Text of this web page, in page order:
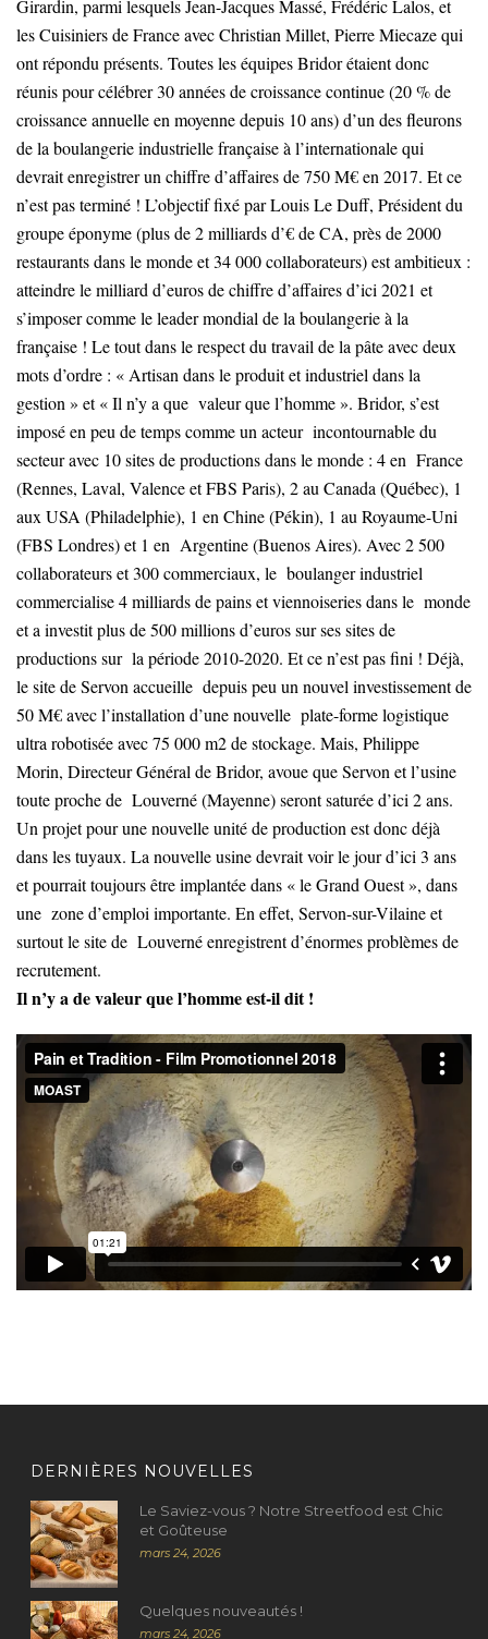
Girardin, parmi lesquels Jean-Jacques Massé, Frédéric Lalos, et
les Cuisiniers de France avec Christian Millet, Pierre Miecaze qui
ont répondu présents. Toutes les équipes Bridor étaient donc
réunis pour célébrer 30 années de croissance continue (20 % de
croissance annuelle en moyenne depuis 10 ans) d’un des fleurons
de la boulangerie industrielle française à l’internationale qui
devrait enregistrer un chiffre d’affaires de 750 M€ en 2017. Et ce
n’est pas terminé ! L’objectif fixé par Louis Le Duff, Président du
groupe éponyme (plus de 2 milliards d’€ de CA, près de 2000
restaurants dans le monde et 34 000 collaborateurs) est ambitieux :
atteindre le milliard d’euros de chiffre d’affaires d’ici 2021 et
s’imposer comme le leader mondial de la boulangerie à la
française ! Le tout dans le respect du travail de la pâte avec deux
mots d’ordre : « Artisan dans le produit et industriel dans la
gestion » et « Il n’y a que valeur que l’homme ». Bridor, s’est
imposé en peu de temps comme un acteur incontournable du
secteur avec 10 sites de productions dans le monde : 4 en France
(Rennes, Laval, Valence et FBS Paris), 2 au Canada (Québec), 1
aux USA (Philadelphie), 1 en Chine (Pékin), 1 au Royaume-Uni
(FBS Londres) et 1 en Argentine (Buenos Aires). Avec 2 500
collaborateurs et 300 commerciaux, le boulanger industriel
commercialise 4 milliards de pains et viennoiseries dans le monde
et a investit plus de 500 millions d’euros sur ses sites de
productions sur la période 2010-2020. Et ce n’est pas fini ! Déjà,
le site de Servon accueille depuis peu un nouvel investissement de
50 M€ avec l’installation d’une nouvelle plate-forme logistique
ultra robotisée avec 75 000 m2 de stockage. Mais, Philippe
Morin, Directeur Général de Bridor, avoue que Servon et l’usine
toute proche de Louverné (Mayenne) seront saturée d’ici 2 ans.
Un projet pour une nouvelle unité de production est donc déjà
dans les tuyaux. La nouvelle usine devrait voir le jour d’ici 3 ans
et pourrait toujours être implantée dans « le Grand Ouest », dans
une zone d’emploi importante. En effet, Servon-sur-Vilaine et
surtout le site de Louverné enregistrent d’énormes problèmes de
recrutement.
Il n’y a de valeur que l’homme est-il dit !
DERNIÈRES NOUVELLES
Le Saviez-vous ? Notre Streetfood est Chic
et Goûteuse
mars 24, 2026
Quelques nouveautés !
mars 24, 2026